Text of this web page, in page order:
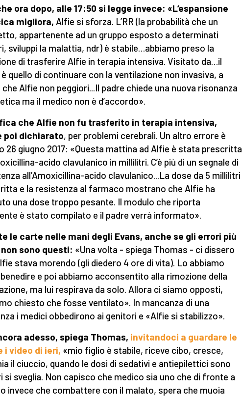
ora dopo, alle 17:50 si legge invece: «L’espansione
migliora, Alfie si sforza. L’RR (la probabilità che un
appartenente ad un gruppo esposto a determinati
sviluppi la malattia, ndr) è stabile…abbiamo preso la
di trasferire Alfie in terapia intensiva. Visitato da…il
quello di continuare con la ventilazione non invasiva, a
Alfie non peggiori...Il padre chiede una nuova risonanza
ma il medico non è d’accordo».
che Alfie non fu trasferito in terapia intensiva,
poi dichiarato, per problemi cerebrali. Un altro errore è
26 giugno 2017: «Questa mattina ad Alfie è stata prescritta
acido clavulanico in millilitri. C’è più di un segnale di
all’Amoxicillina-acido clavulanico...La dose da 5 millilitri
e la resistenza al farmaco mostrano che Alfie ha
una dose troppo pesante. Il modulo che riporta
è stato compilato e il padre verrà informato».
le carte nelle mani degli Evans, anche se gli errori più
sono questi: «Una volta - spiega Thomas - ci dissero
stava morendo (gli diedero 4 ore di vita). Lo abbiamo
e poi abbiamo acconsentito alla rimozione della
ma lui respirava da solo. Allora ci siamo opposti,
chiesto che fosse ventilato». In mancanza di una
i medici obbedirono ai genitori e «Alfie si stabilizzo».
adesso, spiega Thomas, invitandoci a guardare le
i video di ieri, «mio figlio è stabile, riceve cibo, cresce,
il ciuccio, quando le dosi di sedativi e antiepilettici sono
si sveglia. Non capisco che medico sia uno che di fronte a
invece che combattere con il malato, spera che muoia